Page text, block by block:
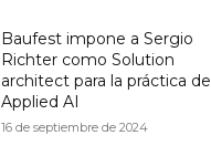
Baufest impone a Sergio
Richter como Solution
architect para la práctica de
Applied AI
16 de septiembre de 2024